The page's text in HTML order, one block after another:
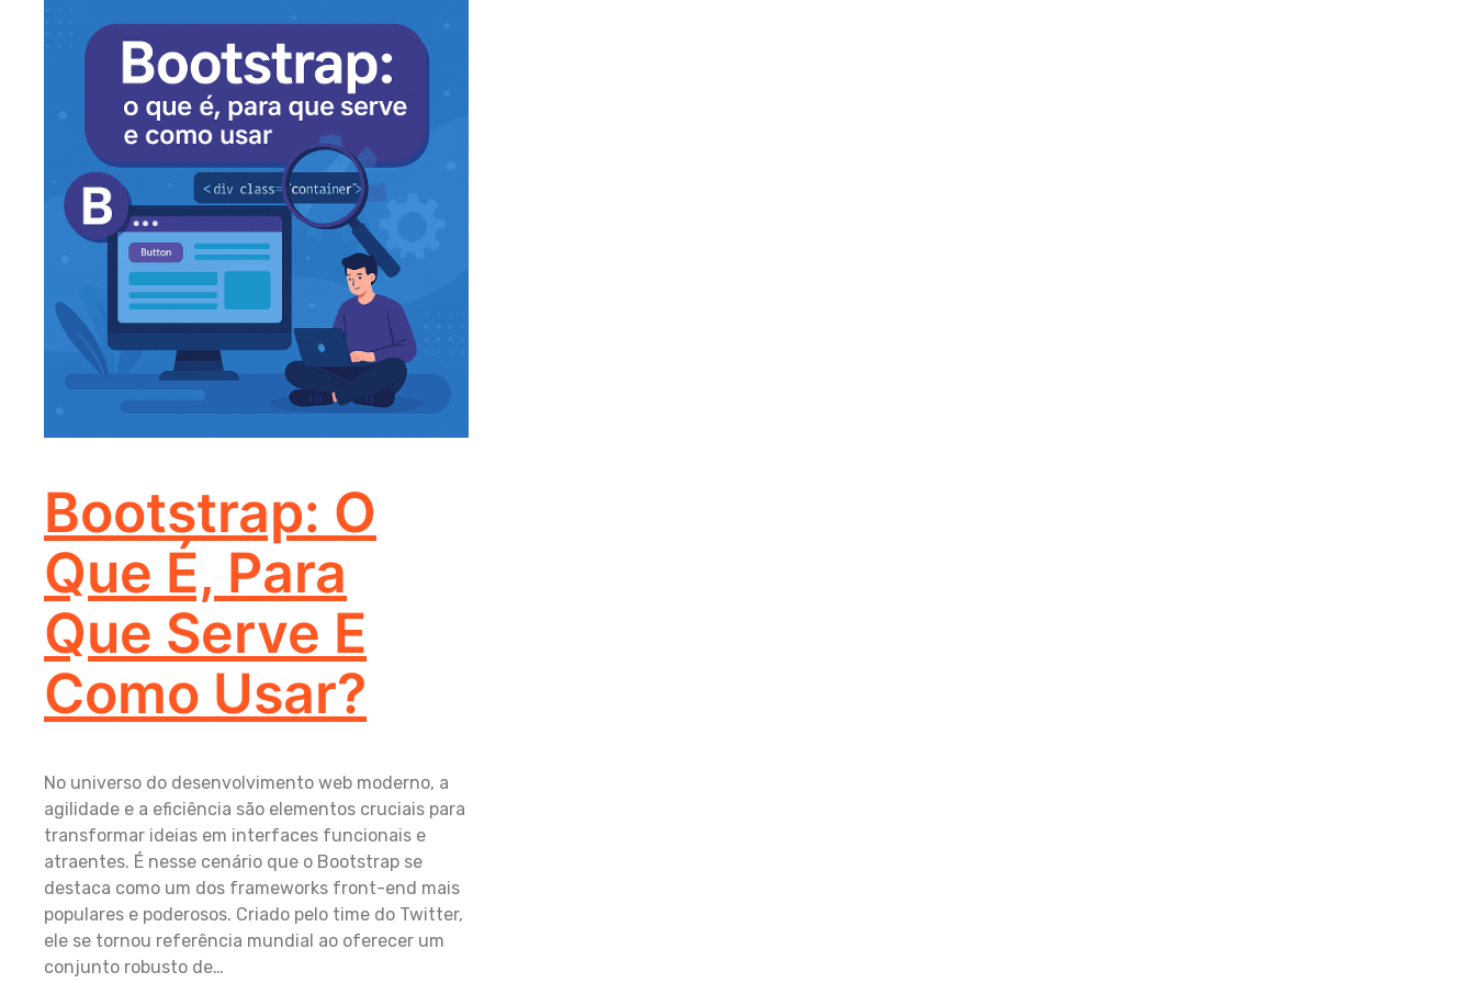
Bootstrap: O
Que É, Para
Que Serve E
Como Usar?
No universo do desenvolvimento web moderno, a
agilidade e a eficiência são elementos cruciais para
transformar ideias em interfaces funcionais e
atraentes. É nesse cenário que o Bootstrap se
destaca como um dos frameworks front-end mais
populares e poderosos. Criado pelo time do Twitter,
ele se tornou referência mundial ao oferecer um
conjunto robusto de…